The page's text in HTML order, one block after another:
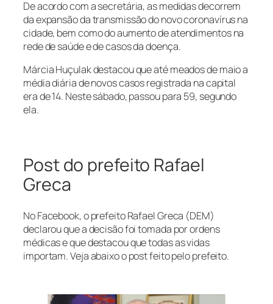
De acordo com a secretária, as medidas decorrem
da expansão da transmissão do novo coronavírus na
cidade, bem como do aumento de atendimentos na
rede de saúde e de casos da doença.
Márcia Huçulak destacou que até meados de maio a
média diária de novos casos registrada na capital
era de 14. Neste sábado, passou para 59, segundo
ela.
Post do prefeito Rafael
Greca
No Facebook, o prefeito Rafael Greca (DEM)
declarou que a decisão foi tomada por ordens
médicas e que destacou que todas as vidas
importam. Veja abaixo o post feito pelo prefeito.